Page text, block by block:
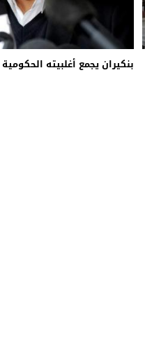
بنكيران يجمع أغلبيته